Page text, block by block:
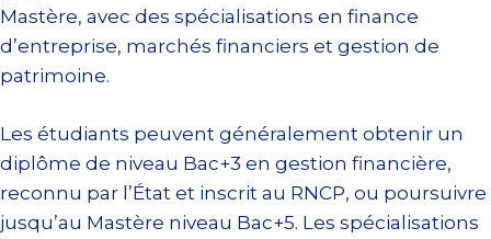
Mastère, avec des spécialisations en finance
d’entreprise, marchés financiers et gestion de
patrimoine.
Les étudiants peuvent généralement obtenir un
diplôme de niveau Bac+3 en gestion financière,
reconnu par l’État et inscrit au RNCP, ou poursuivre
jusqu’au Mastère niveau Bac+5. Les spécialisations